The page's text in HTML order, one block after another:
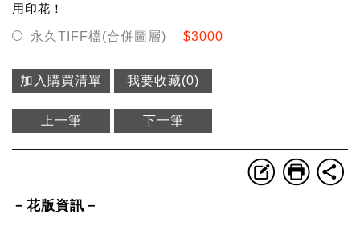
用印花！
永久TIFF檔(合併圖層) $3000
加入購買清單 我要收藏(0)
上一筆 下一筆
－花版資訊－